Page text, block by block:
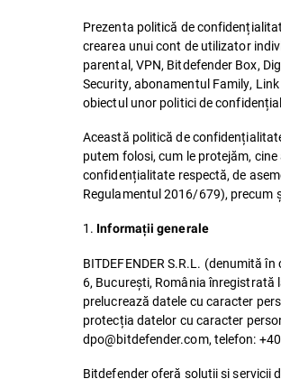
Prezenta politică de
crearea unui cont de utilizator
parental, VPN, Bitdefender Box,
Security, abonamentul Family,
obiectul unor politici de
Această politică de
putem folosi, cum le protejăm,
confidențialitate respectă, de
Regulamentul 2016/679), precum
1. Informații generale
BITDEFENDER S.R.L. (denumită
6, București, România
prelucrează datele cu caracter
protecția datelor cu caracter
dpo@bitdefender.com, telefon:
Bitdefender oferă soluții și servicii